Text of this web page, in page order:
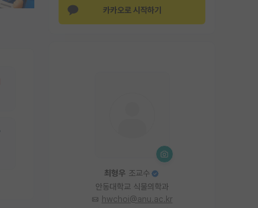
카카오로 시작하기
최형우 조교수
안동대학교 식물의학과
hwchoi@anu.ac.kr